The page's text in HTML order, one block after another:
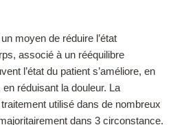
moyen de réduire l’état
associé à un rééquilibre
l’état du patient s’améliore, en
réduisant la douleur. La
utilisé dans de nombreux
dans 3 circonstance.